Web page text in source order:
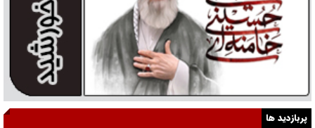
پربازدید ها